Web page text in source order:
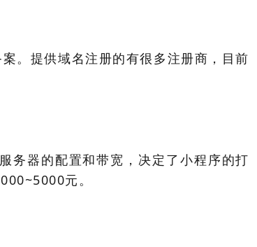
。提供域名注册的有很多注册商，目前
务器的配置和带宽，决定了小程序的打
元。